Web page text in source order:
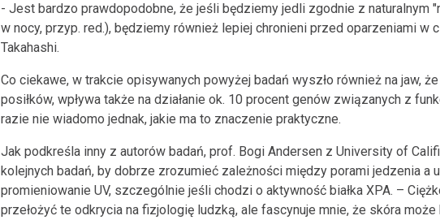
- Jest bardzo prawdopodobne, że jeśli będziemy jedli zgodnie z naturalnym
w nocy, przyp. red.), będziemy również lepiej chronieni przed oparzeniami w
Takahashi.
Co ciekawe, w trakcie opisywanych powyżej badań wyszło również na jaw,
posiłków, wpływa także na działanie ok. 10 procent genów związanych z
razie nie wiadomo jednak, jakie ma to znaczenie praktyczne.
Jak podkreśla inny z autorów badań, prof. Bogi Andersen z University of
kolejnych badań, by dobrze zrozumieć zależności między porami jedzenia a
promieniowanie UV, szczególnie jeśli chodzi o aktywność białka XPA. –
przełożyć te odkrycia na fizjologię ludzką, ale fascynuje mnie, że skóra